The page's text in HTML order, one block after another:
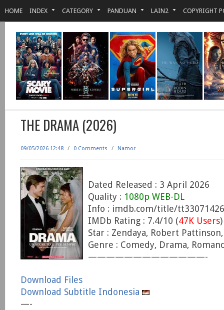
HOME INDEX CATEGORY PANDUAN LAIN2 COPYRIGHT
THE DRAMA (2026)
09/05/2026 12:48 / 0 Comments / Namor
Dated Released : 3 April 2026
Quality : 1080p WEB-DL
Info : imdb.com/title/tt33071426
IMDb Rating : 7.4/10 (47K Users)
Star : Zendaya, Robert
Genre : Comedy, Drama,
—————————————-
Download Files
Download Subtitle Indonesia
—-